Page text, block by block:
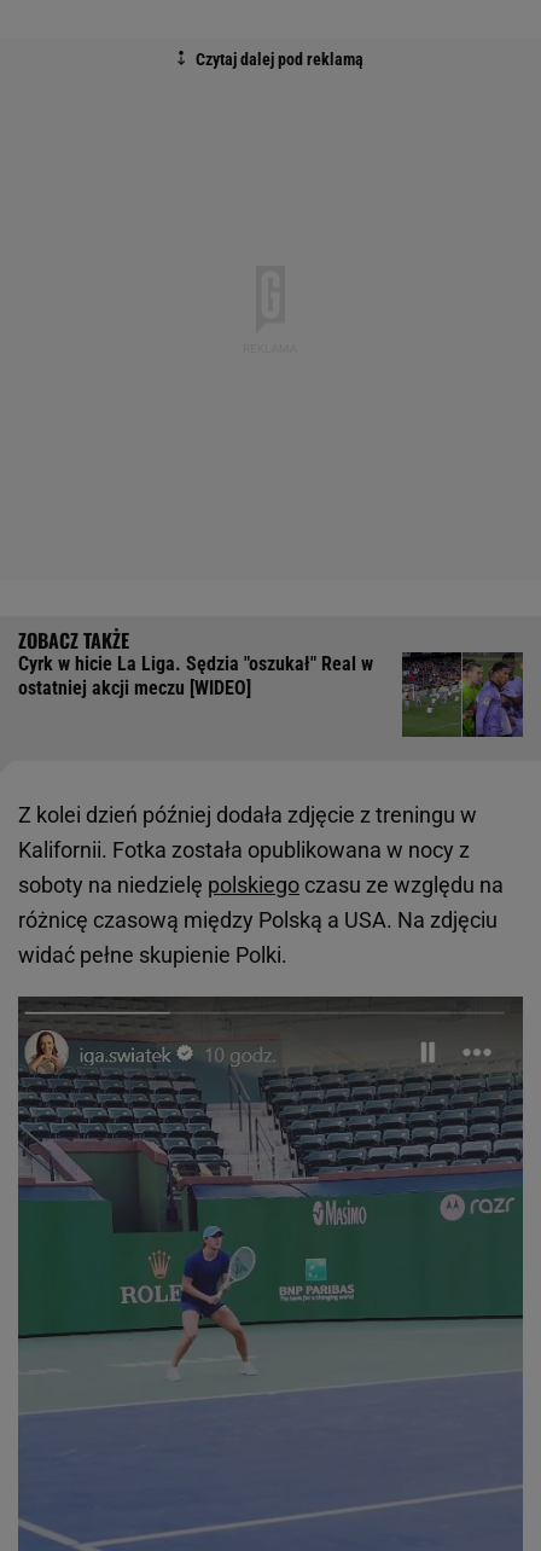
Cyrk w hicie La Liga. Sędzia "oszukał" Real w
ostatniej akcji meczu [WIDEO]
Z kolei dzień później dodała zdjęcie z treningu w
Kalifornii. Fotka została opublikowana w nocy z
soboty na niedzielę polskiego czasu ze względu na
różnicę czasową między Polską a USA. Na zdjęciu
widać pełne skupienie Polki.